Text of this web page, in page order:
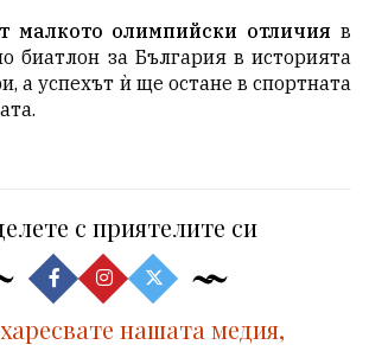
малкото олимпийски отличия в
биатлон за България в историята
а успехът ѝ ще остане в спортната
с приятелите си
нашата медия,